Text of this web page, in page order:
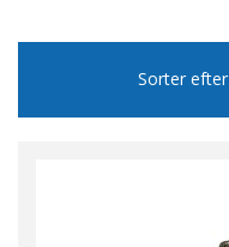
Sorter efter